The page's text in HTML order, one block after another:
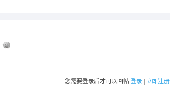
您需要登录后才可以回帖 登录 立即注册